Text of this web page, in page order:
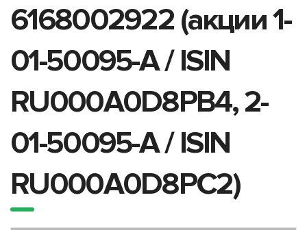
6168002922 (акции 1-
01-50095-A / ISIN
RU000A0D8PB4, 2-
01-50095-A / ISIN
RU000A0D8PC2)